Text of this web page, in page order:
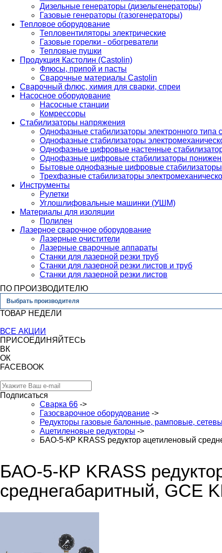
Дизельные генераторы (дизельгенераторы)
Газовые генераторы (газогенераторы)
Тепловое оборудование
Тепловентиляторы электрические
Газовые горелки - обогреватели
Тепловые пушки
Продукция Кастолин (Castolin)
Флюсы, припой и пасты
Сварочные материалы Castolin
Сварочный флюс, химия для сварки, спреи
Насосное оборудование
Насосные станции
Комрессоры
Стабилизаторы напряжения
Однофазные стабилизаторы электронного
Однофазные стабилизаторы
Однофазные цифровые настенные
Однофазные цифровые стабилизаторы
Бытовые однофазные цифровые стабилизаторы
Трехфазные стабилизаторы
Инструменты
Рулетки
Углошлифовальные машинки (УШМ)
Материалы для изоляции
Полилен
Лазерное сварочное оборудование
Лазерные очистители
Лазерные сварочные аппараты
Станки для лазерной резки труб
Станки для лазерной резки листов и труб
Станки для лазерной резки листов
ПО ПРОИЗВОДИТЕЛЮ
Выбрать производителя
ТОВАР НЕДЕЛИ
ВСЕ АКЦИИ
ПРИСОЕДИНЯЙТЕСЬ
ВК
ОК
FACEBOOK
Подписаться
Сварка 66 ->
Газосварочное оборудование ->
Редукторы газовые балонные, рамповые,
Ацетиленовые редукторы ->
БАО-5-КР KRASS редуктор ацетиленовый
БАО-5-КР KRASS
среднегабаритный, GCE